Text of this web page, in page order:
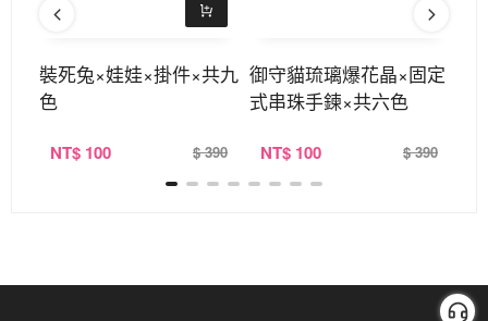
裝死兔×娃娃×掛件×共九
色
NT$ 100 $ 390
御守貓琉璃爆花晶×固定
式串珠手鍊×共六色
NT$ 100 $ 390